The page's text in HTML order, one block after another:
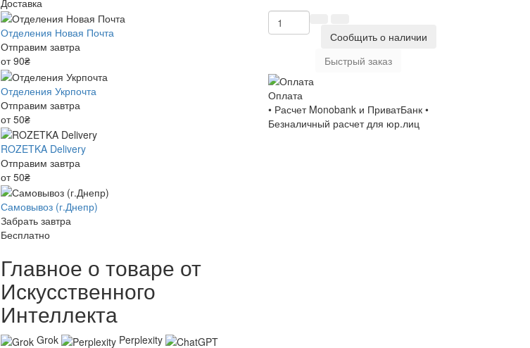
Доставка
Отделения Новая Почта
Отправим завтра
от 90₴
Отделения Укрпочта
Отправим завтра
от 50₴
ROZETKA Delivery
Отправим завтра
от 50₴
Самовывоз (г.Днепр)
Забрать завтра
Бесплатно
Главное о товаре от
Искусственного
Интеллекта
Grok
Perplexity
Сообщить о наличии
Быстрый заказ
Оплата
• Расчет Monobank и ПриватБанк •
Безналичный расчет для юр.лиц